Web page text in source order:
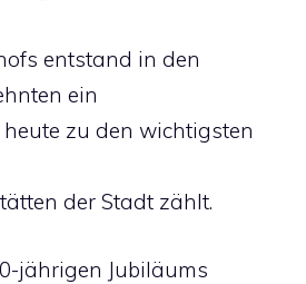
entstand in den
ein
zu den wichtigsten
der Stadt zählt.
jährigen Jubiläums